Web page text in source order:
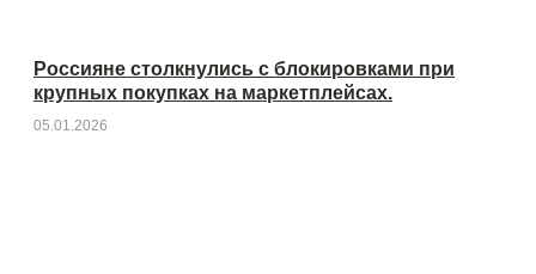
Россияне столкнулись с блокировками при
крупных покупках на маркетплейсах.
05.01.2026